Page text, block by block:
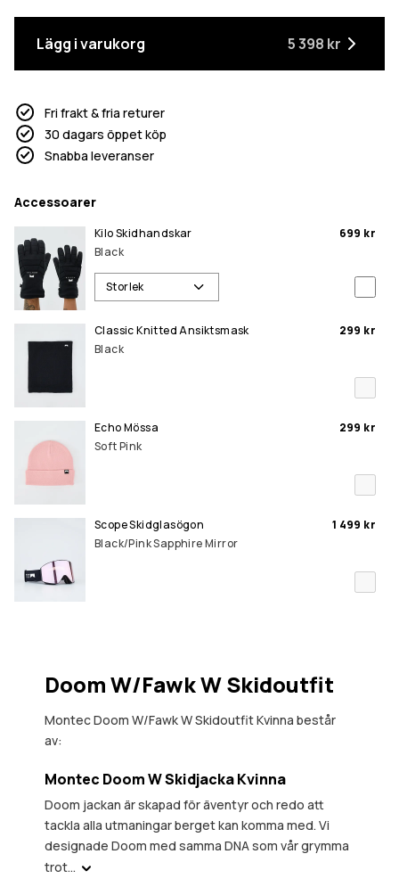
Lägg i varukorg 5 398 kr
Fri frakt & fria returer
30 dagars öppet köp
Snabba leveranser
Accessoarer
Kilo Skidhandskar
Black
699 kr
Storlek
Classic Knitted Ansiktsmask
Black
299 kr
Echo Mössa
Soft Pink
299 kr
Scope Skidglasögon
Black/Pink Sapphire Mirror
1 499 kr
Doom W/Fawk W Skidoutfit
Montec Doom W/Fawk W Skidoutfit Kvinna består
av:
Montec Doom W Skidjacka Kvinna
Doom jackan är skapad för äventyr och redo att
tackla alla utmaningar berget kan komma med. Vi
designade Doom med samma DNA som vår grymma
trot...